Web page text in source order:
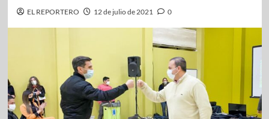
EL REPORTERO 12 de julio de 2021 0